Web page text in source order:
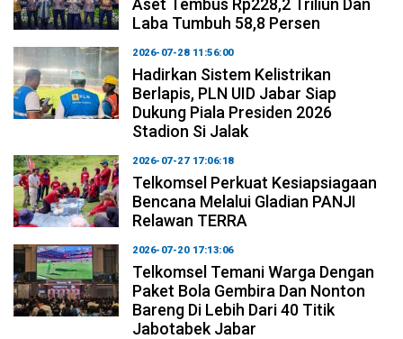
Aset Tembus Rp228,2 Triliun Dan
Laba Tumbuh 58,8 Persen
2026-07-28 11:56:00
Hadirkan Sistem Kelistrikan
Berlapis, PLN UID Jabar Siap
Dukung Piala Presiden 2026
Stadion Si Jalak
2026-07-27 17:06:18
Telkomsel Perkuat Kesiapsiagaan
Bencana Melalui Gladian PANJI
Relawan TERRA
2026-07-20 17:13:06
Telkomsel Temani Warga Dengan
Paket Bola Gembira Dan Nonton
Bareng Di Lebih Dari 40 Titik
Jabotabek Jabar